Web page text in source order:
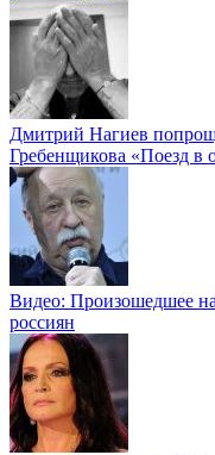
Дмитрий Нагиев
Гребенщикова «Поезд в
Видео: Произошедшее
россиян